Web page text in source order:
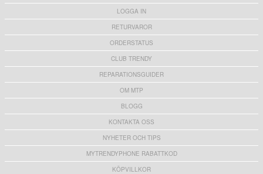
LOGGA IN
RETURVAROR
ORDERSTATUS
CLUB TRENDY
REPARATIONSGUIDER
OM MTP
BLOGG
KONTAKTA OSS
NYHETER OCH TIPS
MYTRENDYPHONE RABATTKOD
KÖPVILLKOR